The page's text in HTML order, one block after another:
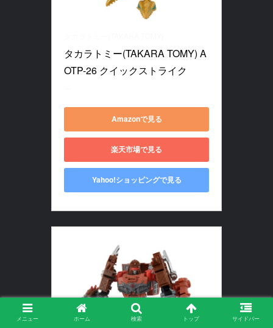
タカラトミー(TAKARA TOMY) A
OTP-26 クイックストライク
Amazonで見る
楽天市場で見る
Yahoo!ショッピングで見る
メニュー ホーム 検索 トップ サイドバー